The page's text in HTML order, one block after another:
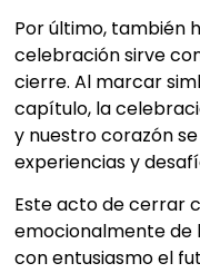
Por último, también
celebración sirve
cierre. Al marcar
capítulo, la
y nuestro corazón
experiencias y
Este acto de cerrar
emocionalmente de
con entusiasmo el